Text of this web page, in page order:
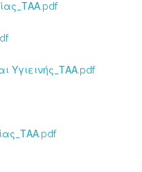
Υγιεινής_ΤΑΑ.pdf